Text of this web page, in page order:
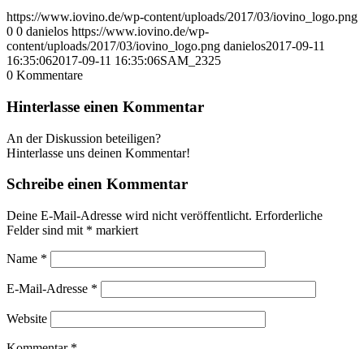
https://www.iovino.de/wp-content/uploads/2017/03/iovino_logo.png
0 0 danielos https://www.iovino.de/wp-
content/uploads/2017/03/iovino_logo.png danielos2017-09-11
16:35:062017-09-11 16:35:06SAM_2325
0 Kommentare
Hinterlasse einen Kommentar
An der Diskussion beteiligen?
Hinterlasse uns deinen Kommentar!
Schreibe einen Kommentar
Deine E-Mail-Adresse wird nicht veröffentlicht. Erforderliche
Felder sind mit * markiert
Name *
E-Mail-Adresse *
Website